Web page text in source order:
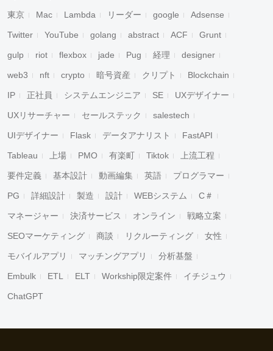
東京 Mac Lambda リーダー google Adsense
Twitter YouTube golang abstract ACF Grunt
gulp riot flexbox jade Pug 経理 designer
web3 nft crypto 暗号資産 クリプト Blockchain
IP 正社員 システムエンジニア SE UXデザイナー
UXリサーチャー セールステック salestech
UIデザイナー Flask データアナリスト FastAPI
Tableau 上場 PMO 有楽町 Tiktok 上流工程
要件定義 基本設計 動画編集 英語 プログラマー
PG 詳細設計 製造 設計 WEBシステム C＃
マネージャー 決済サービス オンライン 戦略立案
SEOマーケティング 商談 リクルーティング 女性
モバイルアプリ マッチングアプリ 分析基盤
Embulk ETL ELT Workship限定案件 イチジュウ
ChatGPT